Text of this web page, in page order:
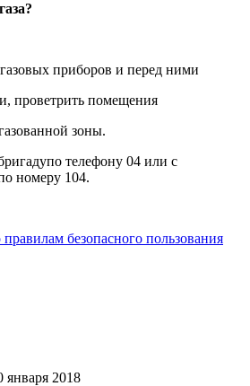
приборов и перед ними
проветрить помещения
зоны.
телефону 04 или с
номеру 104.
безопасного пользования
января 2018